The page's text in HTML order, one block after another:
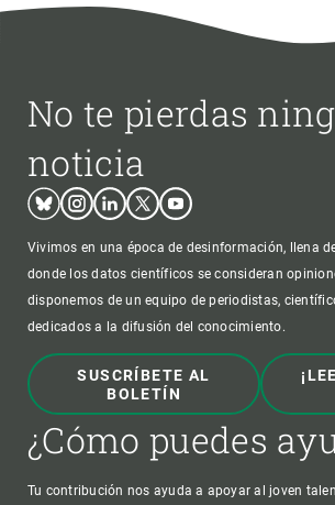
No te pierdas
noticia
BlueskyInstagram
LinkedinTwitterYoutube
Vivimos en una época de desinformación, llena
donde los datos científicos se consideran
disponemos de un equipo de periodistas,
dedicados a la difusión del conocimiento.
SUSCRÍBETE AL
BOLETÍN
¿Cómo puedes
Tu contribución nos ayuda a apoyar al joven